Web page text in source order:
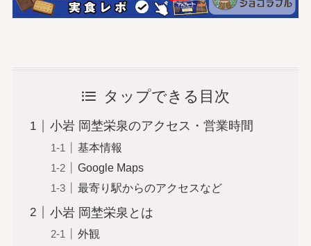
タップできる目次
小岩 岡埜栄泉のアクセス・営業時間
基本情報
Google Maps
最寄り駅からのアクセスなど
小岩 岡埜栄泉とは
外観